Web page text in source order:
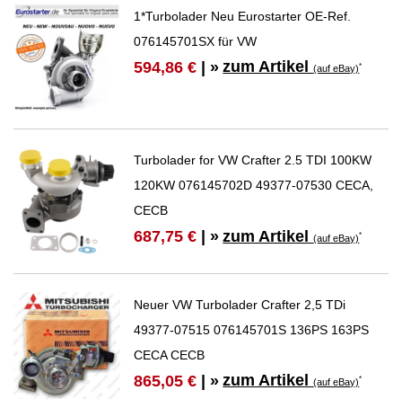
1*Turbolader Neu Eurostarter OE-Ref.
076145701SX für VW
594,86 € | » zum Artikel(auf eBay)*
Turbolader for VW Crafter 2.5 TDI 100KW
120KW 076145702D 49377-07530 CECA,
CECB
687,75 € | » zum Artikel(auf eBay)*
Neuer VW Turbolader Crafter 2,5 TDi
49377-07515 076145701S 136PS 163PS
CECA CECB
865,05 € | » zum Artikel(auf eBay)*